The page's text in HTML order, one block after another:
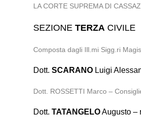
LA CORTE SUPREMA DI
SEZIONETERZA CIVILE
Composta dagli Ill.mi Sigg.ri
Dott.SCARANO Luigi
Dott. ROSSETTI Marco –
Dott.TATANGELOAugusto –